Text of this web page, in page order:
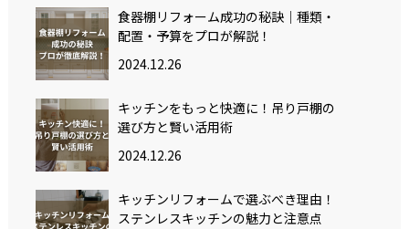
食器棚リフォーム成功の秘訣｜種類・
配置・予算をプロが解説！
2024.12.26
キッチンをもっと快適に！吊り戸棚の
選び方と賢い活用術
2024.12.26
キッチンリフォームで選ぶべき理由！
ステンレスキッチンの魅力と注意点